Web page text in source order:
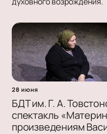
28 июня
БДТ им. Г. А.
спектакль
произведениям